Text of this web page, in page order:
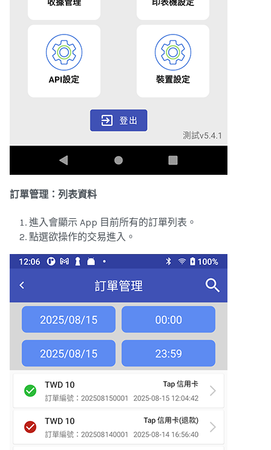
訂單管理：列表資料
進入會顯示 App 目前所有的訂單列表。
點選欲操作的交易進入。